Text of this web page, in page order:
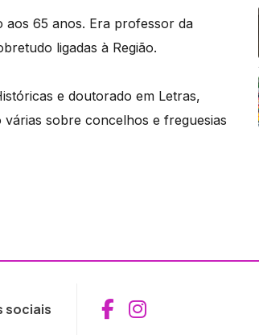
65 anos. Era professor da
ligadas à Região.
e doutorado em Letras,
sobre concelhos e freguesias
sociais Aceder ao
Aceder ao